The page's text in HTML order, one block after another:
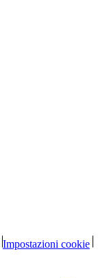
Impostazioni cookie